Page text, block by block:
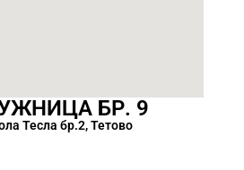
БР. 9
Тесла бр.2, Тетово